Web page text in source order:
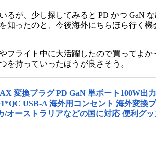
るが、少し探してみると PD かつ GaN
知ったのと、今後海外にちらほら行く
フライト中に大活躍したので買ってよ
を持っていったほうが良さそう。
変換プラグ PD GaN 単ポート100W出
USB-A 海外用コンセント 海外変換
/オーストラリアなどの国に対応 便利グ